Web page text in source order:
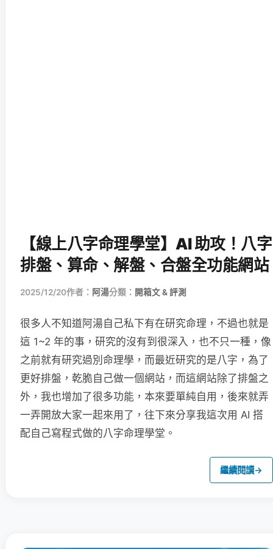
【線上八字命理學堂】AI 助攻！八字
排盤、算命、解盤、合盤全功能網站
2025/12/20作者： 阿湯分類： 開箱文 & 評測
很多人不知道阿湯自己私下有在研究命理，不過也就是
這 1~2 年的事，研究的沒有到很深入，也不只一種，像
之前就有研究過別命理學，而最近研究的是八字，為了
更好排盤，乾脆自己做一個網站，而這網站除了排盤之
外，我也增加了很多功能，本來要單純自用，後來就弄
一弄開放大家一起來用了，往下來分享我這次用 AI 搭
配自己寫程式做的八字命理學堂。
繼續閱讀→